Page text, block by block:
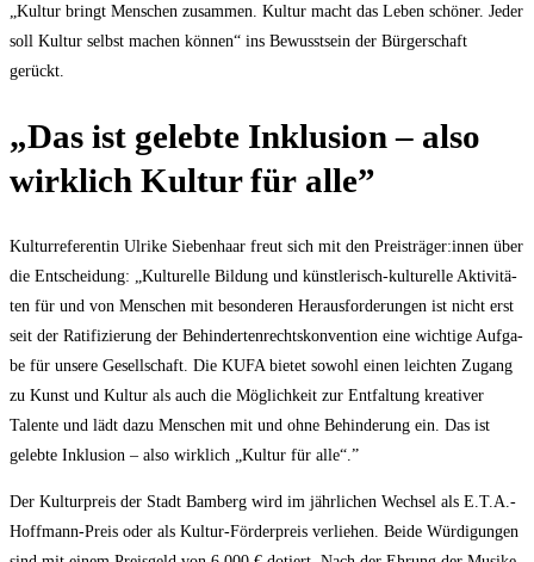
„Kul­tur bringt Men­schen zusam­men. Kul­tur macht das Leben schö­ner. Jeder
soll Kul­tur selbst machen kön­nen“ ins Bewusst­sein der Bür­ger­schaft
gerückt.
„Das ist geleb­te Inklu­si­on – also
wirk­lich Kul­tur für alle”
Kul­tur­re­fe­ren­tin Ulri­ke Sie­ben­haar freut sich mit den Preisträger:innen über
die Ent­schei­dung: „Kul­tu­rel­le Bil­dung und künst­le­risch-kul­tu­rel­le Akti­vi­tä­
ten für und von Men­schen mit beson­de­ren Her­aus­for­de­run­gen ist nicht erst
seit der Rati­fi­zie­rung der Behin­der­ten­rechts­kon­ven­ti­on eine wich­ti­ge Auf­ga­
be für unse­re Gesell­schaft. Die KUFA bie­tet sowohl einen leich­ten Zugang
zu Kunst und Kul­tur als auch die Mög­lich­keit zur Ent­fal­tung krea­ti­ver
Talen­te und lädt dazu Men­schen mit und ohne Behin­de­rung ein. Das ist
geleb­te Inklu­si­on – also wirk­lich „Kul­tur für alle“.”
Der Kul­tur­preis der Stadt Bam­berg wird im jähr­li­chen Wech­sel als E.T.A.-
Hoffmann-Preis oder als Kul­tur-För­der­preis ver­lie­hen. Bei­de Wür­di­gun­gen